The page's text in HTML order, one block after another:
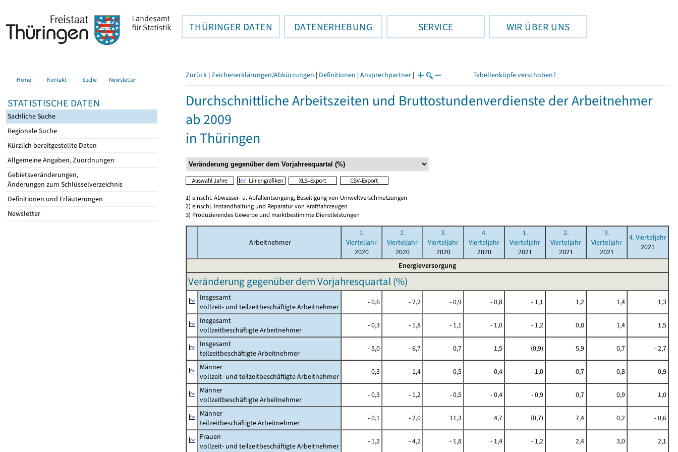
THÜRINGER DATEN DATENERHEBUNG SERVICE WIR ÜBER UNS
Home Kontakt Suche Newsletter
STATISTISCHE DATEN
Sachliche Suche
Regionale Suche
Kürzlich bereitgestellte Daten
Allgemeine Angaben, Zuordnungen
Gebietsveränderungen,
Änderungen zum Schlüsselverzeichnis
Definitionen und Erläuterungen
Newsletter
Zurück | Zeichenerklärungen/Abkürzungen | Definitionen | Ansprechpartner | Tabellenköpfe verschoben?
Durchschnittliche Arbeitszeiten und Bruttostundenverdienste der Arbeitnehmer
ab 2009
in Thüringen
1) einschl. Abwasser- u. Abfallentsorgung, Beseitigung von Umweltverschmutzungen
2) einschl. Instandhaltung und Reparatur von Kraftfahrzeugen
3) Produzierendes Gewerbe und marktbestimmte Dienstleistungen
Arbeitnehmer
1.
Vierteljahr
2020
2.
Vierteljahr
2020
3.
Vierteljahr
2020
4.
Vierteljahr
2020
1.
Vierteljahr
2021
2.
Vierteljahr
2021
3.
Vierteljahr
2021
4. Vierteljahr
2021
Energieversorgung
Veränderung gegenüber dem Vorjahresquartal (%)
Insgesamt
vollzeit- und teilzeitbeschäftigte Arbeitnehmer
- 0,6 - 2,2 - 0,9 - 0,8 - 1,1 1,2 1,4
1,3
Insgesamt
vollzeitbeschäftigte Arbeitnehmer
- 0,3 - 1,8 - 1,1 - 1,0 - 1,2 0,8 1,4
1,5
Insgesamt
teilzeitbeschäftigte Arbeitnehmer
- 5,0 - 6,7 0,7 1,5 (0,9) 5,9 0,7
- 2,7
Männer
vollzeit- und teilzeitbeschäftigte Arbeitnehmer
- 0,3 - 1,4 - 0,5 - 0,4 - 1,0 0,7 0,8
0,9
Männer
vollzeitbeschäftigte Arbeitnehmer
- 0,3 - 1,2 - 0,5 - 0,4 - 0,9 0,7 0,9
1,0
Männer
teilzeitbeschäftigte Arbeitnehmer
- 0,1 - 2,0 11,3 4,7 (0,7) 7,4 0,2
- 0,6
Frauen
vollzeit- und teilzeitbeschäftigte Arbeitnehmer
- 1,2 - 4,2 - 1,8 - 1,4 - 1,2 2,4 3,0 2,1